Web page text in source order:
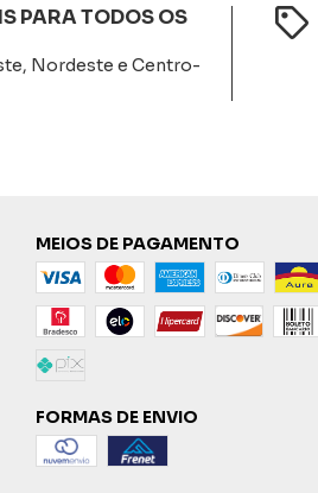
PARA TODOS OS
Nordeste e Centro-
MEIOS DE PAGAMENTO
FORMAS DE ENVIO